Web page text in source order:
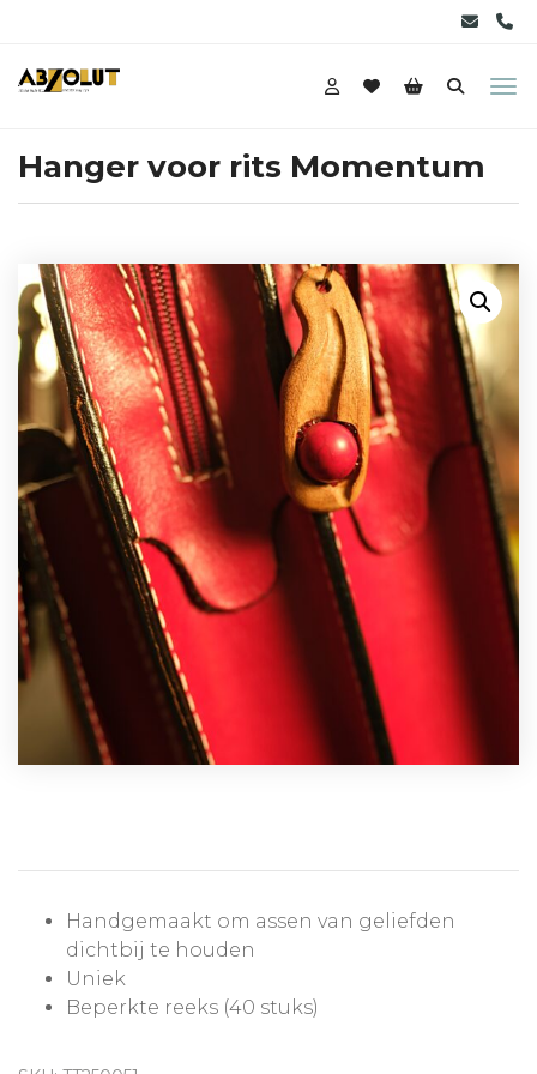
Hanger voor rits Momentum
Handgemaakt om assen van geliefden
dichtbij te houden
Uniek
Beperkte reeks (40 stuks)